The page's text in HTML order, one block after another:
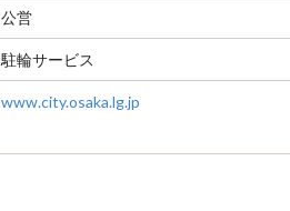
公営
駐輪サービス
www.city.osaka.lg.jp